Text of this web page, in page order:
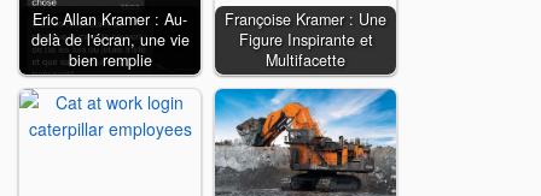
Eric Allan Kramer : Au-
delà de l'écran, une vie
bien remplie
Françoise Kramer : Une
Figure Inspirante et
Multifacette